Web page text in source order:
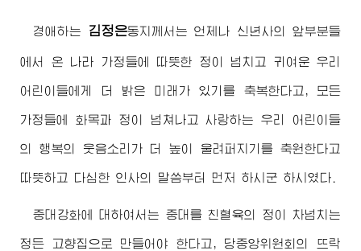
경애하는 김정은동지 께서는 언제나 신년사의 앞부분들
에서 온 나라 가정들에 따뜻한 정이 넘치고 귀여운 우리
어린이들에게 더 밝은 미래가 있기를 축복한다고, 모든
가정들에 화목과 정이 넘쳐나고 사랑하는 우리 어린이들
의 행복의 웃음소리가 더 높이 울려퍼지기를 축원한다고
따뜻하고 다심한 인사의 말씀부터 먼저 하시군 하시였다.
중대강화에 대하여서는 중대를 친혈육의 정이 차넘치는
정든 고향집으로 만들어야 한다고, 당중앙위원회의 뜨락